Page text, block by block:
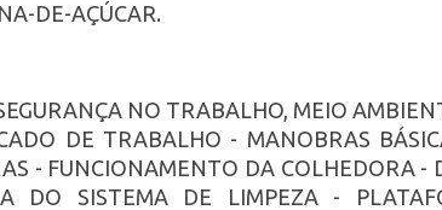
DE-AÇÚCAR.
NO TRABALHO, MEIO
DE TRABALHO - MANOBRAS
- FUNCIONAMENTO DA COLHEDORA -
DO SISTEMA DE LIMPEZA -